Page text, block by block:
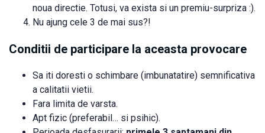
noua directie. Totusi, va exista si un premiu-surpriza :).
Nu ajung cele 3 de mai sus?!
Conditii de participare la aceasta provocare
Sa iti doresti o schimbare (imbunatatire) semnificativa
a calitatii vietii.
Fara limita de varsta.
Apt fizic (preferabil… si psihic).